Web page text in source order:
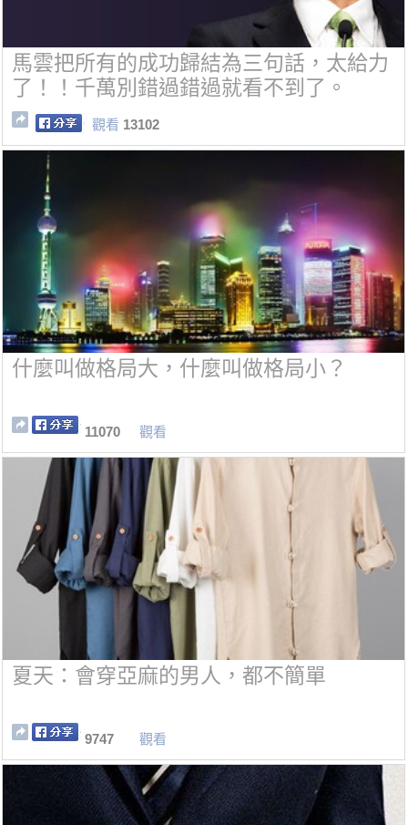
馬雲把所有的成功歸結為三句話，太給力
了！！千萬別錯過錯過就看不到了。
觀看 13102
什麼叫做格局大，什麼叫做格局小？
11070 觀看
夏天：會穿亞麻的男人，都不簡單
9747 觀看